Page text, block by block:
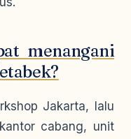
menangani
Jakarta, lalu
cabang, unit